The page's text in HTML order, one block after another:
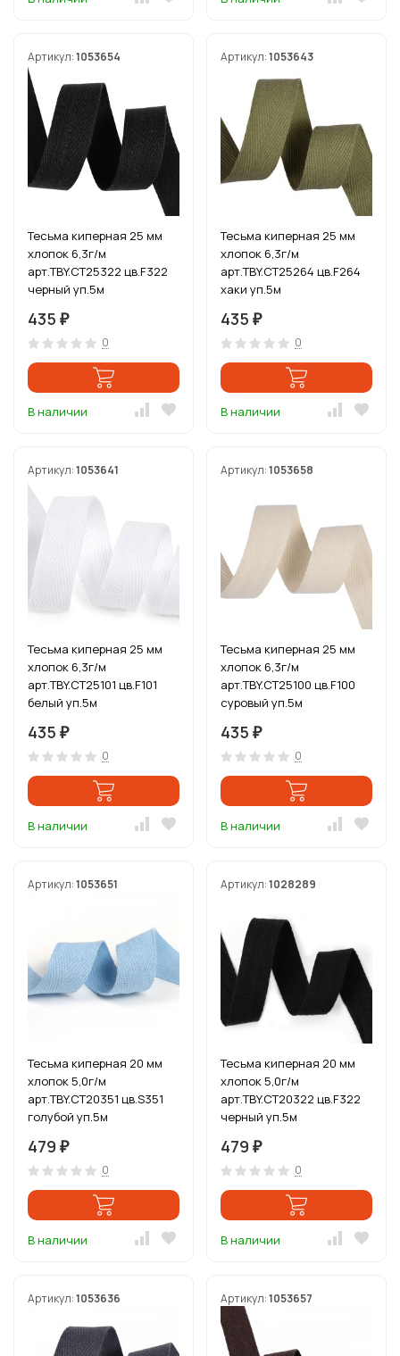
Артикул:1053654
Тесьма киперная 25 мм
хлопок 6,3г/м
арт.TBY.CT25322 цв.F322
черный уп.5м
435 ₽
0
В наличии
Артикул:1053643
Тесьма киперная 25 мм
хлопок 6,3г/м
арт.TBY.CT25264 цв.F264
хаки уп.5м
435 ₽
0
В наличии
Артикул:1053641
Тесьма киперная 25 мм
хлопок 6,3г/м
арт.TBY.CT25101 цв.F101
белый уп.5м
435 ₽
0
В наличии
Артикул:1053658
Тесьма киперная 25 мм
хлопок 6,3г/м
арт.TBY.CT25100 цв.F100
суровый уп.5м
435 ₽
0
В наличии
Артикул:1053651
Тесьма киперная 20 мм
хлопок 5,0г/м
арт.TBY.CT20351 цв.S351
голубой уп.5м
479 ₽
0
В наличии
Артикул:1028289
Тесьма киперная 20 мм
хлопок 5,0г/м
арт.TBY.CT20322 цв.F322
черный уп.5м
479 ₽
0
В наличии
Артикул:1053636 Артикул:1053657